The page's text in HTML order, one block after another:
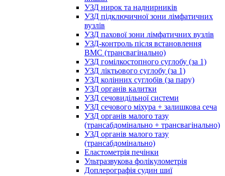
УЗД нирок та наднирників
УЗД підключичної зони лімфатичних
вузлів
УЗД пахової зони лімфатичних вузлів
УЗД-контроль після встановлення
ВМС (трансвагінально)
УЗД гомілкостопного суглобу (за 1)
УЗД ліктьового суглобу (за 1)
УЗД колінних суглобів (за пару)
УЗД органів калитки
УЗД сечовидільної системи
УЗД сечового міхура + залишкова сеча
УЗД органів малого тазу
(трансабдомінально + трансвагінально)
УЗД органів малого тазу
(трансабдомінально)
Еластометрія печінки
Ультразвукова фолікулометрія
Доплерографія судин шиї